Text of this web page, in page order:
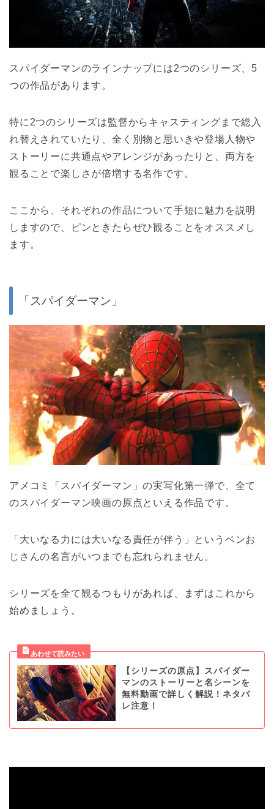
スパイダーマンのラインナップには2つのシリーズ、5
つの作品があります。
特に2つのシリーズは監督からキャスティングまで総入
れ替えされていたり、全く別物と思いきや登場人物や
ストーリーに共通点やアレンジがあったりと、両方を
観ることで楽しさが倍増する名作です。
ここから、それぞれの作品について手短に魅力を説明
しますので、ピンときたらぜひ観ることをオススメし
ます。
「スパイダーマン」
アメコミ「スパイダーマン」の実写化第一弾で、全て
のスパイダーマン映画の原点といえる作品です。
「大いなる力には大いなる責任が伴う」というベンお
じさんの名言がいつまでも忘れられません。
シリーズを全て観るつもりがあれば、まずはこれから
始めましょう。
【シリーズの原点】スパイダー
マンのストーリーと名シーンを
無料動画で詳しく解説！ネタバ
レ注意！